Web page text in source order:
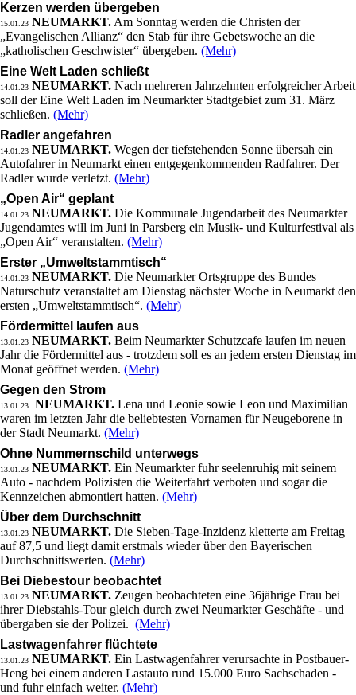
Kerzen werden übergeben
15.01.23 NEUMARKT. Am Sonntag werden die Christen der
„Evangelischen Allianz“ den Stab für ihre Gebetswoche an die
„katholischen Geschwister“ übergeben. (Mehr)
Eine Welt Laden schließt
14.01.23 NEUMARKT. Nach mehreren Jahrzehnten erfolgreicher Arbeit
soll der Eine Welt Laden im Neumarkter Stadtgebiet zum 31. März
schließen. (Mehr)
Radler angefahren
14.01.23 NEUMARKT. Wegen der tiefstehenden Sonne übersah ein
Autofahrer in Neumarkt einen entgegenkommenden Radfahrer. Der
Radler wurde verletzt. (Mehr)
„Open Air“ geplant
14.01.23 NEUMARKT. Die Kommunale Jugendarbeit des Neumarkter
Jugendamtes will im Juni in Parsberg ein Musik- und Kulturfestival als
„Open Air“ veranstalten. (Mehr)
Erster „Umweltstammtisch“
14.01.23 NEUMARKT. Die Neumarkter Ortsgruppe des Bundes
Naturschutz veranstaltet am Dienstag nächster Woche in Neumarkt den
ersten „Umweltstammtisch“. (Mehr)
Fördermittel laufen aus
13.01.23 NEUMARKT. Beim Neumarkter Schutzcafe laufen im neuen
Jahr die Fördermittel aus - trotzdem soll es an jedem ersten Dienstag im
Monat geöffnet werden. (Mehr)
Gegen den Strom
13.01.23 NEUMARKT. Lena und Leonie sowie Leon und Maximilian
waren im letzten Jahr die beliebtesten Vornamen für Neugeborene in
der Stadt Neumarkt. (Mehr)
Ohne Nummernschild unterwegs
13.01.23 NEUMARKT. Ein Neumarkter fuhr seelenruhig mit seinem
Auto - nachdem Polizisten die Weiterfahrt verboten und sogar die
Kennzeichen abmontiert hatten. (Mehr)
Über dem Durchschnitt
13.01.23 NEUMARKT. Die Sieben-Tage-Inzidenz kletterte am Freitag
auf 87,5 und liegt damit erstmals wieder über den Bayerischen
Durchschnittswerten. (Mehr)
Bei Diebestour beobachtet
13.01.23 NEUMARKT. Zeugen beobachteten eine 36jährige Frau bei
ihrer Diebstahls-Tour gleich durch zwei Neumarkter Geschäfte - und
übergaben sie der Polizei. (Mehr)
Lastwagenfahrer flüchtete
13.01.23 NEUMARKT. Ein Lastwagenfahrer verursachte in Postbauer-
Heng bei einem anderen Lastauto rund 15.000 Euro Sachschaden -
und fuhr einfach weiter. (Mehr)